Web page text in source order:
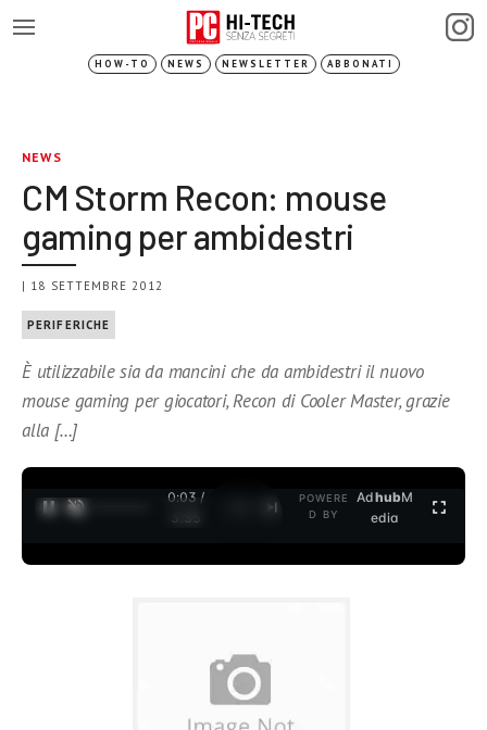
HOW-TO NEWS NEWSLETTER ABBONATI
NEWS
CM Storm Recon: mouse
gaming per ambidestri
| 18 SETTEMBRE 2012
PERIFERICHE
È utilizzabile sia da mancini che da ambidestri il nuovo
mouse gaming per giocatori, Recon di Cooler Master, grazie
alla […]
0:03 /
3:35
POWERE
D BY
AdhubM
edia